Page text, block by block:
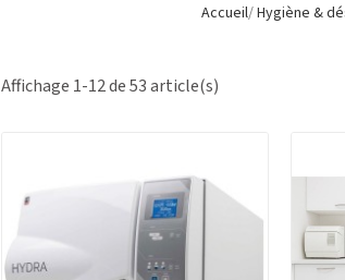
Accueil Hygiène &
Affichage 1-12 de 53 article(s)